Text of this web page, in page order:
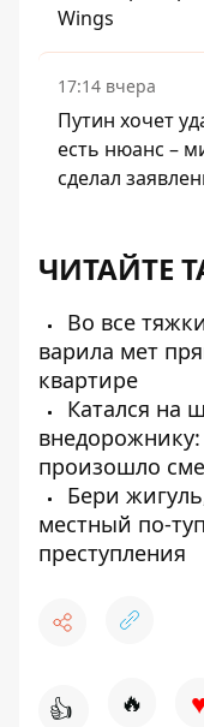
Wings
17:14 вчера
Путин хочет
есть нюанс –
сделал
ЧИТАЙТЕ
Во все
варила мет
квартире
Катался на
произошло
Бери
местный по-
преступления
👍 🔥